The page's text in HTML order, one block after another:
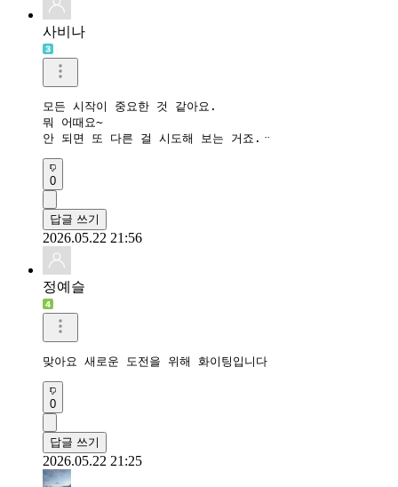
사비나
모든 시작이 중요한 것 같아요.
뭐 어때요~
안 되면 또 다른 걸 시도해 보는 거죠.ᆢ
0
답글 쓰기
2026.05.22 21:56
정예슬
맞아요 새로운 도전을 위해 화이팅입니다
0
답글 쓰기
2026.05.22 21:25